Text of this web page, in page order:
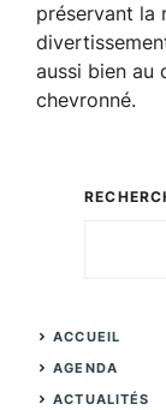
préservant la
aussi bien au
chevronné.
ACCUEIL
AGENDA
ACTUALITÉS